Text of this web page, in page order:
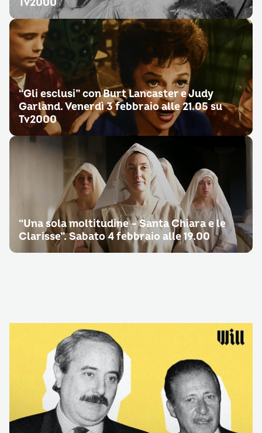
“Gli esclusi” con Burt Lancaster e Judy
Garland. Venerdì 3 febbraio alle 21.05 su
Tv2000
“Una sola moltitudine – Santa Chiara e le
Clarisse”. Sabato 4 febbraio alle 19.00